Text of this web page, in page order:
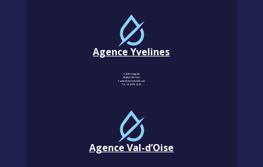
Agence Yvelines
3, Allée magritte
78400 CHATOU
Contact@km-humidite.com
Tel :01 30 76 13 26
Agence Val-d’Oise